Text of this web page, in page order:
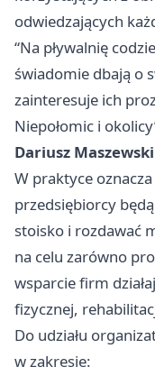
odwiedzających
“Na pływalnię
świadomie dbają o
zainteresuje ich
Niepołomic i
Dariusz Maszewski
W praktyce
przedsiębiorcy
stoisko i rozdawać
na celu zarówno
wsparcie firm
fizycznej,
Do udziału
w zakresie: